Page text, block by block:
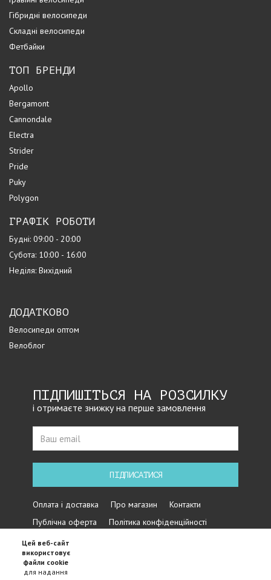
Гібридні велосипеди
Складні велосипеди
Фетбайки
ТОП БРЕНДИ
Apollo
Bergamont
Cannondale
Electra
Strider
Pride
Puky
Polygon
ГРАФІК РОБОТИ
Будні: 09:00 - 20:00
Субота: 10:00 - 16:00
Неділя: Вихідний
ДОДАТКОВО
Велосипеди оптом
Велоблог
ПІДПИШІТЬСЯ НА РОЗСИЛКУ
і отримаєте знижку на перше замовлення
ПІДПИСАТИСЯ
Оплата і доставка Про магазин
Контакти
Публічна оферта
Політика конфіденційності
Цей веб-сайт
використовує
файли cookie
для надання